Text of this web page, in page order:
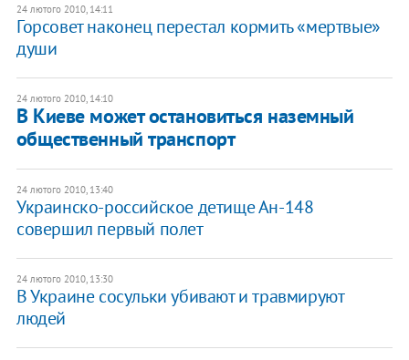
24 лютого 2010, 14:11
Горсовет наконец перестал кормить «мертвые»
души
24 лютого 2010, 14:10
В Киеве может остановиться наземный
общественный транспорт
24 лютого 2010, 13:40
Украинско-российское детище Ан-148
совершил первый полет
24 лютого 2010, 13:30
В Украине сосульки убивают и травмируют
людей